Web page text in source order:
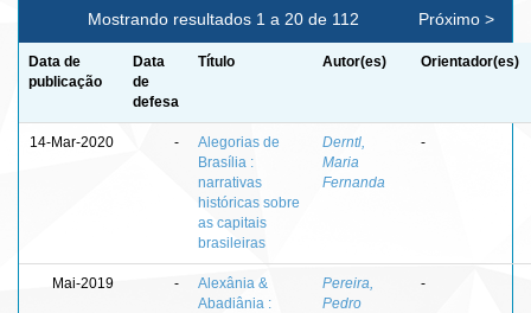
Mostrando resultados 1 a 20 de 112 Próximo >
Data de
publicação
Data
de
defesa
Título Autor(es) Orientador(es)
14-Mar-2020 -
Alegorias de
Brasília :
narrativas
históricas sobre
as capitais
brasileiras
Derntl,
Maria
Fernanda
-
Mai-2019 -
Alexânia &
Abadiânia :
Pereira,
Pedro
-